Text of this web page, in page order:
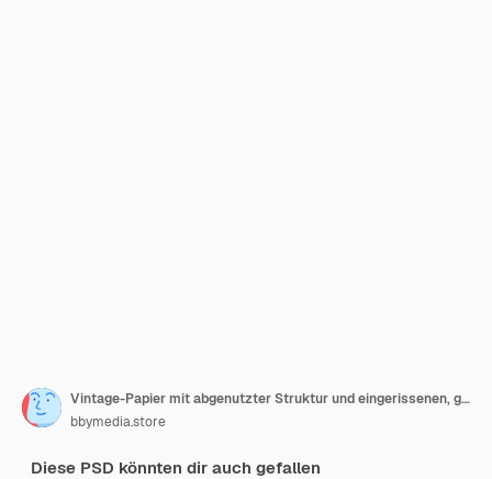
Vintage-Papier mit abgenutzter Struktur und eingerissenen, gealterten Kanten. Rustikaler brauner Bucheinband aus Pappe
bbymedia.store
Diese PSD könnten dir auch gefallen